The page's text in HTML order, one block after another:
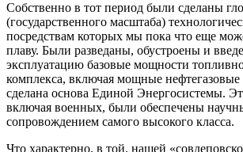
Собственно в тот период были сделаны
(государственного масштаба)
посредствам которых мы пока что еще
плаву. Были разведаны, обустроены и
эксплуатацию базовые мощности
комплекса, включая мощные
сделана основа Единой Энергосистемы.
включая военных, были обеспечены
сопровождением самого высокого класса.
Что характерно, в той, нашей